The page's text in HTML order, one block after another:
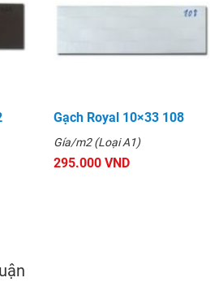
Gạch Royal 10×33 108
Gía/m2 (Loại A1)
295.000 VND